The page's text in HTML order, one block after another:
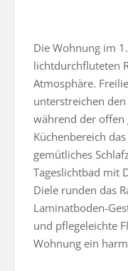
Die Wohnung im
lichtdurchfluteten
Atmosphäre.
unterstreichen
während der offen
Küchenbereich
gemütliches
Tageslichtbad mit
Diele runden das
Laminatboden-
und pflegeleichte
Wohnung ein